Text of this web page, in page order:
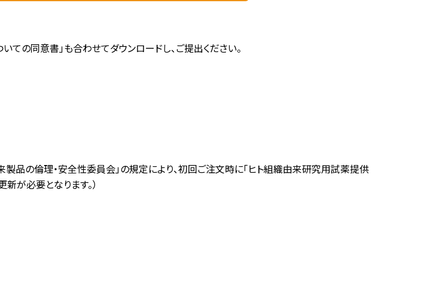
の同意書」も合わせてダウンロードし、ご提出ください。
品の倫理・安全性委員会」の規定により、初回ご注文時に「ヒト組織由来研究用試薬提供
が必要となります。）